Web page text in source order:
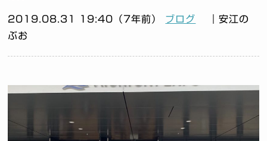
2019.08.31 19:40（7年前） ブログ
｜安江の
ぶお